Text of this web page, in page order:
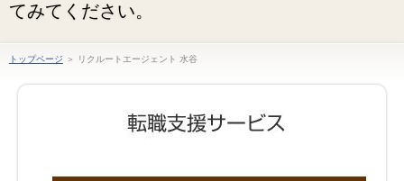
てみてください。
トップページ ＞ リクルートエージェント 水谷